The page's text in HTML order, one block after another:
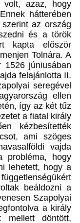
volt, azaz, hogy
hátterében
az ország
és a török
kapta először
Tolnára. A
1526 júniusában
felajánlotta II.
seregével
ellen
így az két tűz
a fiatal király
kézbesítették
ami szöges
vajda
probléma, hogy
lehetett, hogy a
beáldozni a
Szapolyai
a király
döntött,